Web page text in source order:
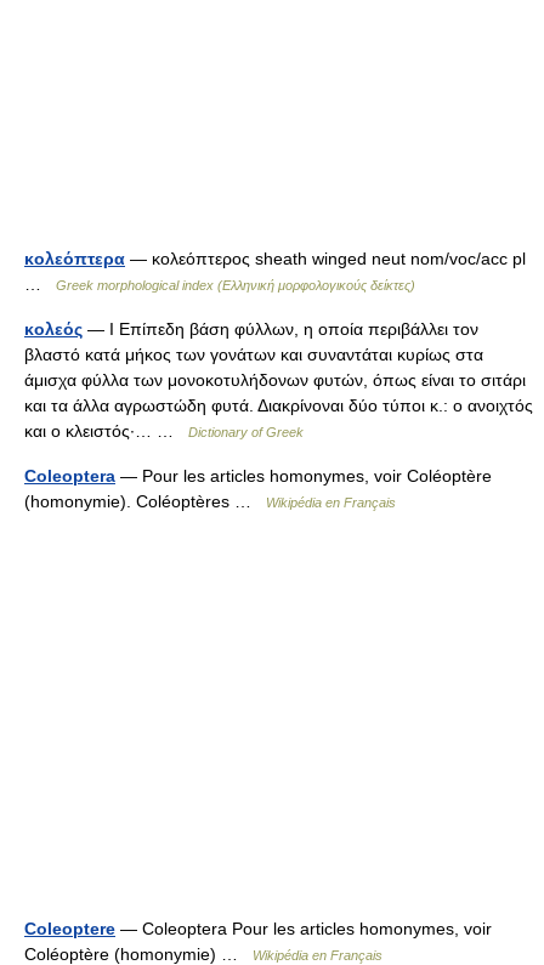
κολεόπτερα — κολεόπτερος sheath winged neut nom/voc/acc pl
Greek morphological index (Ελληνική μορφολογικούς δείκτες)
κολεός — I Επίπεδη βάση φύλλων, η οποία περιβάλλει τον
βλαστό κατά μήκος των γονάτων και συναντάται κυρίως στα
άμισχα φύλλα των μονοκοτυλήδονων φυτών, όπως είναι το σιτάρι
και τα άλλα αγρωστώδη φυτά. Διακρίνοναι δύο τύποι κ.: ο ανοιχτός
και ο κλειστός·… …
Dictionary of Greek
Coleoptera — Pour les articles homonymes, voir Coléoptère
(homonymie). Coléoptères …
Wikipédia en Français
Coleoptere — Coleoptera Pour les articles homonymes, voir
Coléoptère (homonymie) …
Wikipédia en Français